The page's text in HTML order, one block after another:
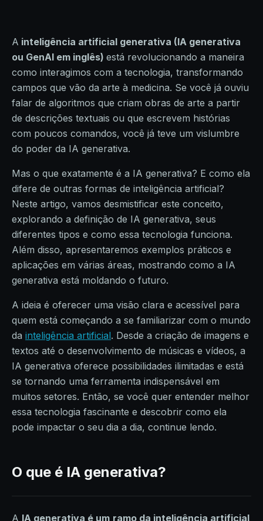
A inteligência artificial generativa (IA generativa
ou GenAI em inglês) está revolucionando a maneira
como interagimos com a tecnologia, transformando
campos que vão da arte à medicina. Se você já ouviu
falar de algoritmos que criam obras de arte a partir
de descrições textuais ou que escrevem histórias
com poucos comandos, você já teve um vislumbre
do poder da IA generativa.
Mas o que exatamente é a IA generativa? E como ela
difere de outras formas de inteligência artificial?
Neste artigo, vamos desmistificar este conceito,
explorando a definição de IA generativa, seus
diferentes tipos e como essa tecnologia funciona.
Além disso, apresentaremos exemplos práticos e
aplicações em várias áreas, mostrando como a IA
generativa está moldando o futuro.
A ideia é oferecer uma visão clara e acessível para
quem está começando a se familiarizar com o mundo
da inteligência artificial. Desde a criação de imagens e
textos até o desenvolvimento de músicas e vídeos, a
IA generativa oferece possibilidades ilimitadas e está
se tornando uma ferramenta indispensável em
muitos setores. Então, se você quer entender melhor
essa tecnologia fascinante e descobrir como ela
pode impactar o seu dia a dia, continue lendo.
O que é IA generativa?
A IA generativa é um ramo da inteligência artificial